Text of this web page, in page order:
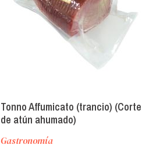
Tonno Affumicato (trancio) (Corte
de atún ahumado)
Gastronomía